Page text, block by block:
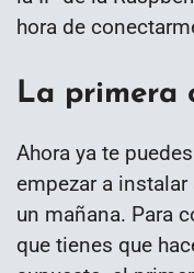
hora de
La primera
Ahora ya te
empezar a
un mañana. Para
que tienes que